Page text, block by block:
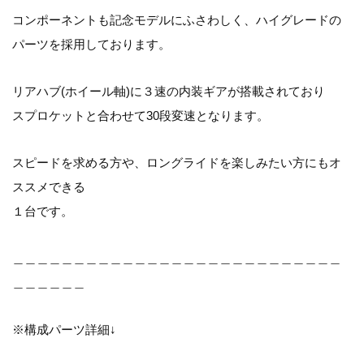
コンポーネントも記念モデルにふさわしく、ハイグレードの
パーツを採用しております。
リアハブ(ホイール軸)に３速の内装ギアが搭載されており
スプロケットと合わせて30段変速となります。
スピードを求める方や、ロングライドを楽しみたい方にもオ
ススメできる
１台です。
※構成パーツ詳細↓